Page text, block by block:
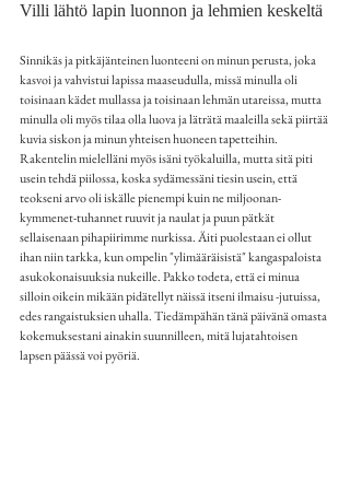
Villi lähtö lapin luonnon ja lehmien keskeltä
Sinnikäs ja pitkäjänteinen luonteeni on minun perusta, joka
kasvoi ja vahvistui lapissa maaseudulla, missä minulla oli
toisinaan kädet mullassa ja toisinaan lehmän utareissa, mutta
minulla oli myös tilaa olla luova ja läträtä maaleilla sekä piirtää
kuvia siskon ja minun yhteisen huoneen tapetteihin.
Rakentelin mielelläni myös isäni työkaluilla, mutta sitä piti
usein tehdä piilossa, koska sydämessäni tiesin usein, että
teokseni arvo oli iskälle pienempi kuin ne miljoonan-
kymmenet-tuhannet ruuvit ja naulat ja puun pätkät
sellaisenaan pihapiirimme nurkissa. Äiti puolestaan ei ollut
ihan niin tarkka, kun ompelin "ylimääräisistä" kangaspaloista
asukokonaisuuksia nukeille. Pakko todeta, että ei minua
silloin oikein mikään pidätellyt näissä itseni ilmaisu -jutuissa,
edes rangaistuksien uhalla. Tiedämpähän tänä päivänä omasta
kokemuksestani ainakin suunnilleen, mitä lujatahtoisen
lapsen päässä voi pyöriä.